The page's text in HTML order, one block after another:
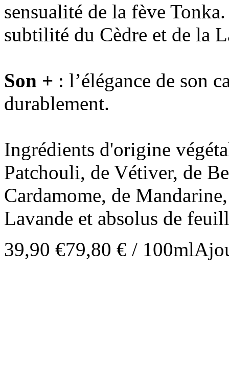
sensualité de la fève
subtilité du Cèdre et de la
Son + : l’élégance de son
durablement.
Ingrédients d'origine
Patchouli, de Vétiver, de
Cardamome, de
Lavande et absolus de
39,90 €79,80 € / 100ml